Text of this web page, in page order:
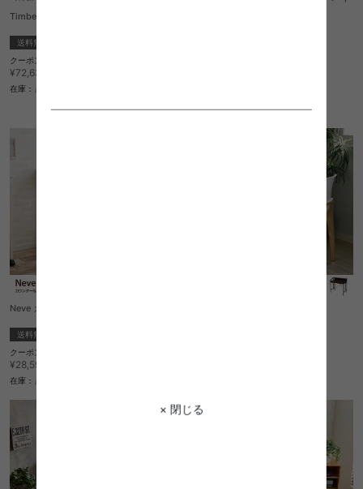
× 閉じる
Timber デスクセット
送料無料
クーポン利用で
¥72,630→
在庫：△
在庫：△
Neve カウンタースツール 3点セット
送料無料
クーポン利用で
¥28,590→
在庫：△